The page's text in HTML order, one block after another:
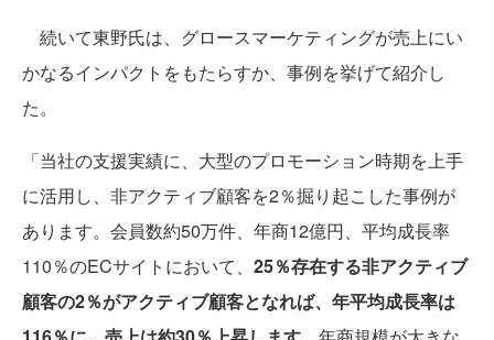
続いて東野氏は、グロースマーケティングが売上にい
かなるインパクトをもたらすか、事例を挙げて紹介し
た。
「当社の支援実績に、大型のプロモーション時期を上手
に活用し、非アクティブ顧客を2％掘り起こした事例が
あります。会員数約50万件、年商12億円、平均成長率
110％のECサイトにおいて、 25％存在する非アクティブ
顧客の2％がアクティブ顧客となれば、年平均成長率は